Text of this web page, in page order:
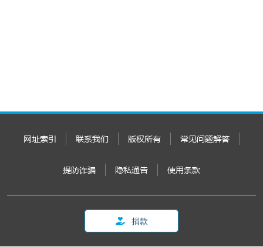
网址索引 联系我们 版权所有 常见问题解答
提防诈骗 隐私通告 使用条款
捐款